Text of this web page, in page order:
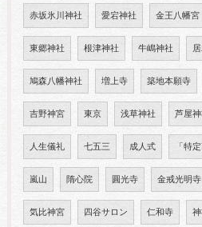
赤坂氷川神社 愛宕神社 金王八幡宮
東郷神社 根津神社 牛嶋神社
鳩森八幡神社 増上寺 築地本願寺
吉野神宮 東京 浅草神社 芦屋神
人生儀礼 七五三 成人式 「特
嵐山 隋心院 圓光寺 金戒光明寺
気比神宮 四谷サロン 仁和寺